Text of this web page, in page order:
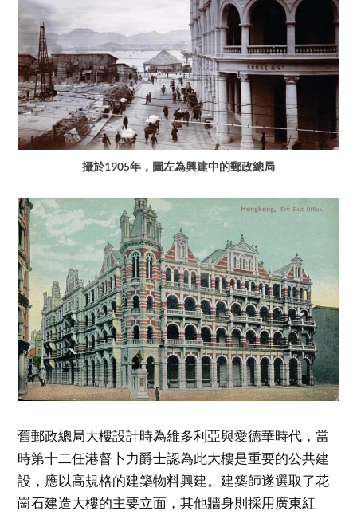
攝於1905年，圖左為興建中的郵政總局
舊郵政總局大樓設計時為維多利亞與愛德華時代，當
時第十二任港督卜力爵士認為此大樓是重要的公共建
設，應以高規格的建築物料興建。建築師遂選取了花
崗石建造大樓的主要立面，其他牆身則採用廣東紅